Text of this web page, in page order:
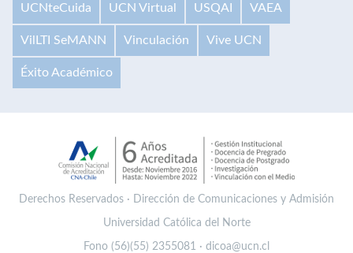
UCNteCuida UCN Virtual USQAI VAEA
VilLTI SeMANN Vinculación Vive UCN
Éxito Académico
Derechos Reservados · Dirección de Comunicaciones y Admisión
Universidad Católica del Norte
Fono (56)(55) 2355081 · dicoa@ucn.cl